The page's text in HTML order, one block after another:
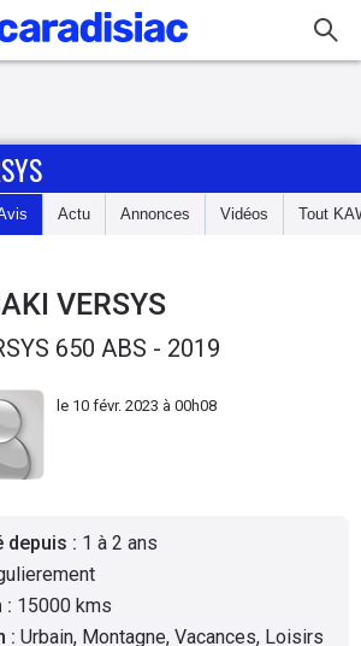
Actu Annonces Vidéos Tout
VERSYS
650 ABS - 2019
le 10 févr. 2023 à 00h08
depuis : 1 à 2 ans
: 15000 kms
: Urbain, Montagne, Vacances, Loisirs